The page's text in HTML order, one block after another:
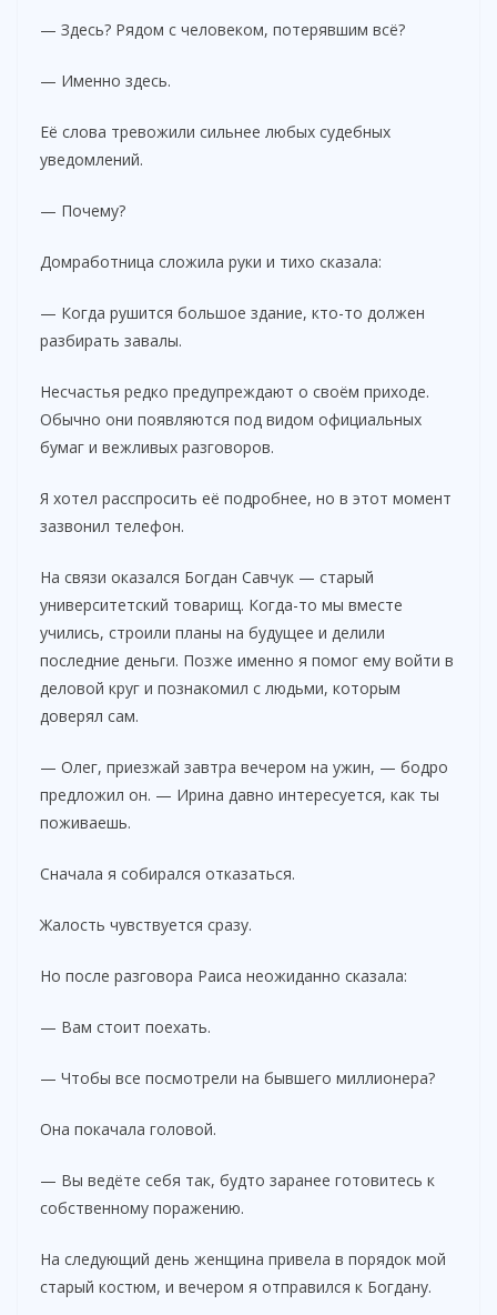
d
o
— Здесь? Рядом с человеком, потерявшим всё?
— Именно здесь.
Её слова тревожили сильнее любых судебных
уведомлений.
— Почему?
Домработница сложила руки и тихо сказала:
— Когда рушится большое здание, кто-то должен
разбирать завалы.
Несчастья редко предупреждают о своём приходе.
Обычно они появляются под видом официальных
бумаг и вежливых разговоров.
Я хотел расспросить её подробнее, но в этот момент
зазвонил телефон.
На связи оказался Богдан Савчук — старый
университетский товарищ. Когда-то мы вместе
учились, строили планы на будущее и делили
последние деньги. Позже именно я помог ему войти в
деловой круг и познакомил с людьми, которым
доверял сам.
— Олег, приезжай завтра вечером на ужин, — бодро
предложил он. — Ирина давно интересуется, как ты
поживаешь.
Сначала я собирался отказаться.
Жалость чувствуется сразу.
Но после разговора Раиса неожиданно сказала:
— Вам стоит поехать.
— Чтобы все посмотрели на бывшего миллионера?
Она покачала головой.
— Вы ведёте себя так, будто заранее готовитесь к
собственному поражению.
На следующий день женщина привела в порядок мой
старый костюм, и вечером я отправился к Богдану.